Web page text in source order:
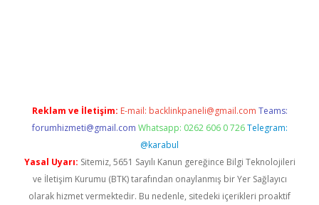
Reklam ve İletişim: E-mail: backlinkpaneli@gmail.com Teams:
forumhizmeti@gmail.com Whatsapp: 0262 606 0 726 Telegram:
@karabul
Yasal Uyarı: Sitemiz, 5651 Sayılı Kanun gereğince Bilgi Teknolojileri
ve İletişim Kurumu (BTK) tarafından onaylanmış bir Yer Sağlayıcı
olarak hizmet vermektedir. Bu nedenle, sitedeki içerikleri proaktif